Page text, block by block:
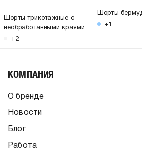
Шорты трикотажные с
необработанными краями
+2
Шорты
+1
КОМПАНИЯ
О бренде
Новости
Блог
Работа